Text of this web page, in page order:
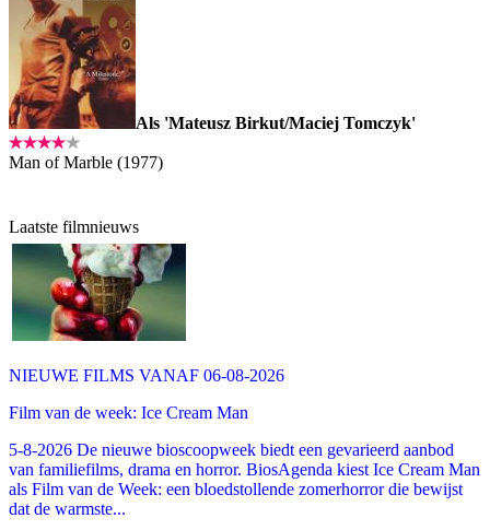
Als 'Mateusz Birkut/Maciej Tomczyk'
Man of Marble (1977)
Laatste filmnieuws
NIEUWE FILMS VANAF 06-08-2026
Film van de week: Ice Cream Man
5-8-2026 De nieuwe bioscoopweek biedt een gevarieerd aanbod
van familiefilms, drama en horror. BiosAgenda kiest Ice Cream Man
als Film van de Week: een bloedstollende zomerhorror die bewijst
dat de warmste...